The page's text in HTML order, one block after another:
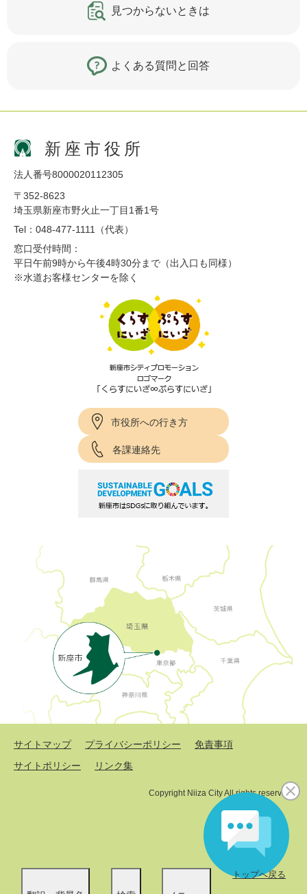
トップへ戻る
見つからないときは
よくある質問と回答
新座市役所
法人番号8000020112305
〒352-8623
埼玉県新座市野火止一丁目1番1号
Tel：048-477-1111（代表）
窓口受付時間：
平日午前9時から午後4時30分まで（出入口も同様）
※水道お客様センターを除く
市役所への行き方
各課連絡先
サイトマップ プライバシーポリシー
免責事項
サイトポリシー
リンク集
Copyright Niiza City All rights reserved.